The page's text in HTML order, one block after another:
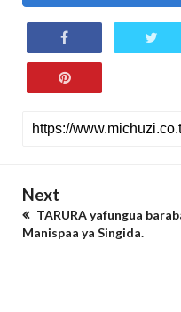
Next
TARURA yafungua
Manispaa ya Singida.